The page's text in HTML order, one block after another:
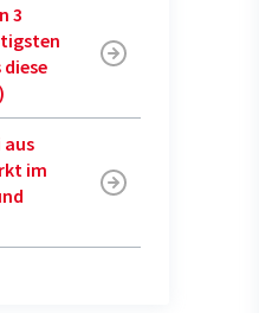
3
aus
im